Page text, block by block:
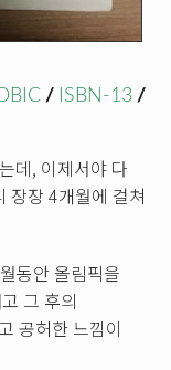
/ ISBN-13 /
데, 이제서야 다
장장 4개월에 걸쳐
동안 올림픽을
그 후의
공허한 느낌이